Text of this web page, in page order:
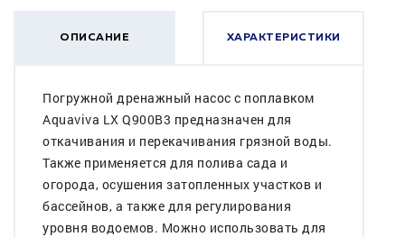
ОПИСАНИЕ ХАРАКТЕРИСТИКИ
Погружной дренажный насос с поплавком
Aquaviva LX Q900B3 предназначен для
откачивания и перекачивания грязной воды.
Также применяется для полива сада и
огорода, осушения затопленных участков и
бассейнов, а также для регулирования
уровня водоемов. Можно использовать для